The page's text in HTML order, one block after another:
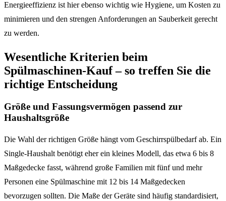
Energieeffizienz ist hier ebenso wichtig wie Hygiene, um Kosten zu
minimieren und den strengen Anforderungen an Sauberkeit gerecht
zu werden.
Wesentliche Kriterien beim
Spülmaschinen-Kauf – so treffen Sie die
richtige Entscheidung
Größe und Fassungsvermögen passend zur
Haushaltsgröße
Die Wahl der richtigen Größe hängt vom Geschirrspülbedarf ab. Ein
Single-Haushalt benötigt eher ein kleines Modell, das etwa 6 bis 8
Maßgedecke fasst, während große Familien mit fünf und mehr
Personen eine Spülmaschine mit 12 bis 14 Maßgedecken
bevorzugen sollten. Die Maße der Geräte sind häufig standardisiert,